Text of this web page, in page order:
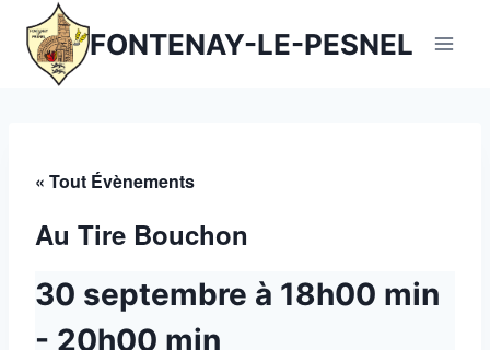
contenu
FONTENAY-LE-PESNEL
« Tout Évènements
Au Tire Bouchon
30 septembre à 18h00 min
- 20h00 min